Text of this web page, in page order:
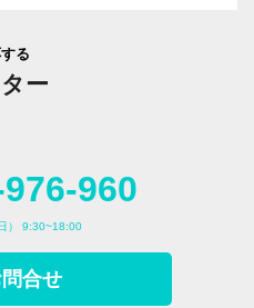
る
ー
960
） 9:30~18:00
合せ